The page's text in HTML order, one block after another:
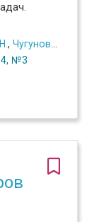
, Чугунова Е.К.
№3